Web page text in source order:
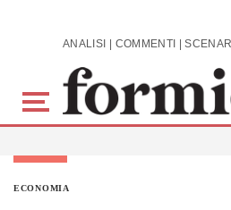
Skip to main content
ECONOMIA